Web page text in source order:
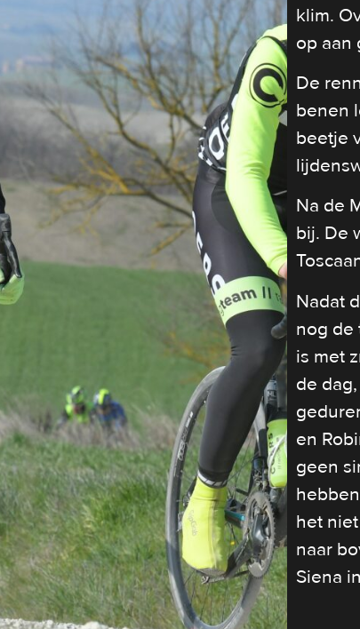
klim.
op aan
De
benen
beetje
Na de
bij. De
Nadat
nog de
is met
de
en
geen
het
naar
Siena